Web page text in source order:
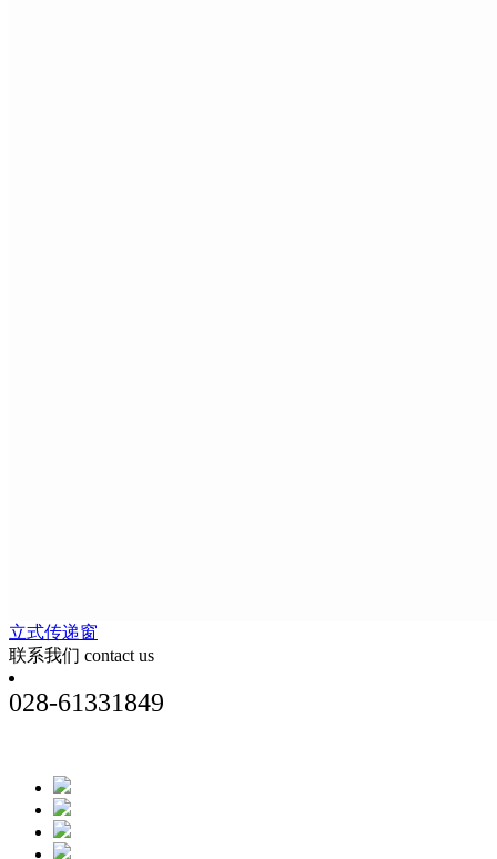
立式传递窗
联系我们 contact us
028-61331849